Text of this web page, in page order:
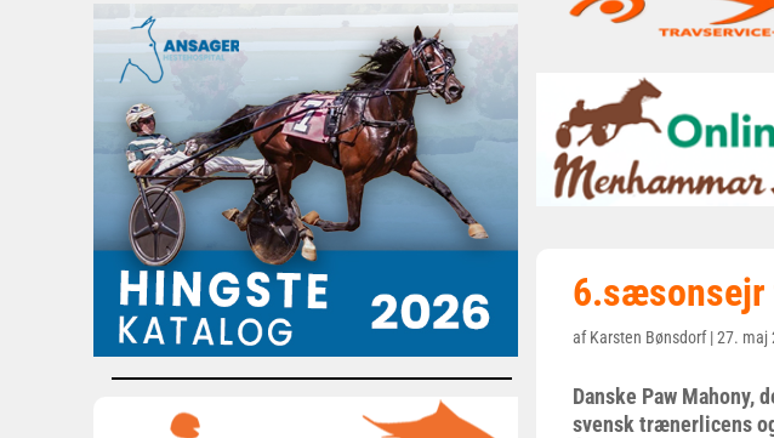
6.sæsonsejr
afKarsten Bønsdorf|27. maj
Danske Paw Mahony,
svensk trænerlicens